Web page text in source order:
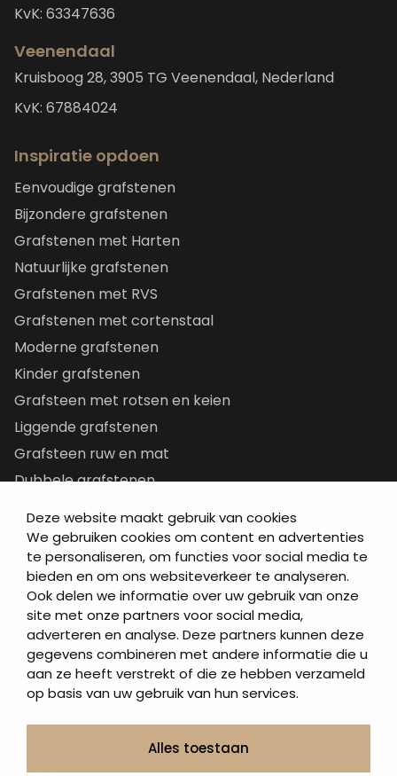
Deze website maakt gebruik van cookies
We gebruiken cookies om content en advertenties
te personaliseren, om functies voor social media te
bieden en om ons websiteverkeer te analyseren.
Ook delen we informatie over uw gebruik van onze
site met onze partners voor social media,
adverteren en analyse. Deze partners kunnen deze
gegevens combineren met andere informatie die u
aan ze heeft verstrekt of die ze hebben verzameld
op basis van uw gebruik van hun services.
Alles toestaan
KvK: 63347636
Veenendaal
Kruisboog 28, 3905 TG Veenendaal, Nederland
KvK: 67884024
Inspiratie opdoen
Eenvoudige grafstenen
Bijzondere grafstenen
Grafstenen met Harten
Natuurlijke grafstenen
Grafstenen met RVS
Grafstenen met cortenstaal
Moderne grafstenen
Kinder grafstenen
Grafsteen met rotsen en keien
Liggende grafstenen
Grafsteen ruw en mat
Dubbele grafstenen
Letterplaten
Grafzerken kopen
Direct naar
Grafstenen
As artikelen
Urngrafmonumenten
Informatie